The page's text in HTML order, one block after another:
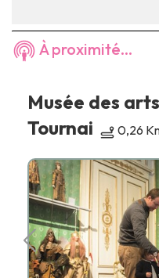
À proximité...
Musée des
Tournai
0,26